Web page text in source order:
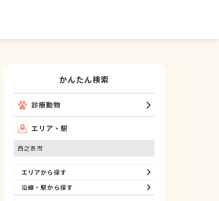
かんたん検索
診療動物
エリア・駅
西之表市
エリアから探す
沿線・駅から探す